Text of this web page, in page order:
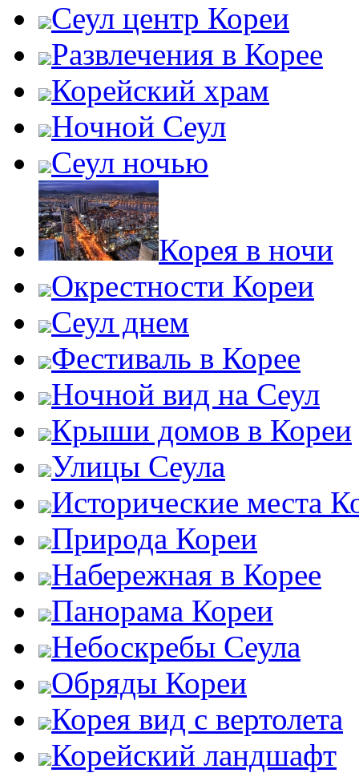
Сеул центр Кореи
Развлечения в Корее
Корейский храм
Ночной Сеул
Сеул ночью
Корея в ночи
Окрестности Кореи
Сеул днем
Фестиваль в Корее
Ночной вид на Сеул
Крыши домов в Кореи
Улицы Сеула
Исторические места
Природа Кореи
Набережная в Корее
Панорама Кореи
Небоскребы Сеула
Обряды Кореи
Корея вид с вертолета
Корейский ландшафт